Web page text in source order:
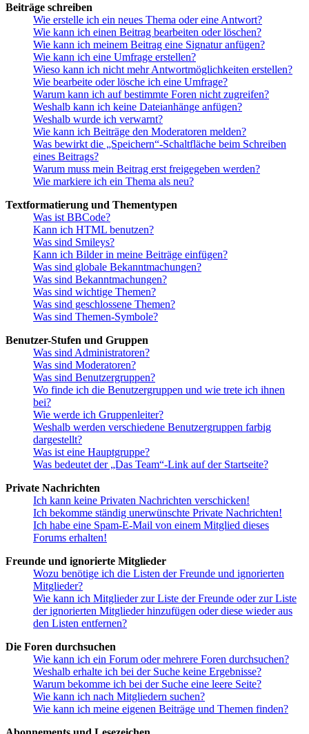
Beiträge schreiben
Wie erstelle ich ein neues Thema oder eine Antwort?
Wie kann ich einen Beitrag bearbeiten oder löschen?
Wie kann ich meinem Beitrag eine Signatur anfügen?
Wie kann ich eine Umfrage erstellen?
Wieso kann ich nicht mehr Antwortmöglichkeiten erstellen?
Wie bearbeite oder lösche ich eine Umfrage?
Warum kann ich auf bestimmte Foren nicht zugreifen?
Weshalb kann ich keine Dateianhänge anfügen?
Weshalb wurde ich verwarnt?
Wie kann ich Beiträge den Moderatoren melden?
Was bewirkt die „Speichern“-Schaltfläche beim Schreiben
eines Beitrags?
Warum muss mein Beitrag erst freigegeben werden?
Wie markiere ich ein Thema als neu?
Textformatierung und Thementypen
Was ist BBCode?
Kann ich HTML benutzen?
Was sind Smileys?
Kann ich Bilder in meine Beiträge einfügen?
Was sind globale Bekanntmachungen?
Was sind Bekanntmachungen?
Was sind wichtige Themen?
Was sind geschlossene Themen?
Was sind Themen-Symbole?
Benutzer-Stufen und Gruppen
Was sind Administratoren?
Was sind Moderatoren?
Was sind Benutzergruppen?
Wo finde ich die Benutzergruppen und wie trete ich ihnen
bei?
Wie werde ich Gruppenleiter?
Weshalb werden verschiedene Benutzergruppen farbig
dargestellt?
Was ist eine Hauptgruppe?
Was bedeutet der „Das Team“-Link auf der Startseite?
Private Nachrichten
Ich kann keine Privaten Nachrichten verschicken!
Ich bekomme ständig unerwünschte Private Nachrichten!
Ich habe eine Spam-E-Mail von einem Mitglied dieses
Forums erhalten!
Freunde und ignorierte Mitglieder
Wozu benötige ich die Listen der Freunde und ignorierten
Mitglieder?
Wie kann ich Mitglieder zur Liste der Freunde oder zur Liste
der ignorierten Mitglieder hinzufügen oder diese wieder aus
den Listen entfernen?
Die Foren durchsuchen
Wie kann ich ein Forum oder mehrere Foren durchsuchen?
Weshalb erhalte ich bei der Suche keine Ergebnisse?
Warum bekomme ich bei der Suche eine leere Seite?
Wie kann ich nach Mitgliedern suchen?
Wie kann ich meine eigenen Beiträge und Themen finden?